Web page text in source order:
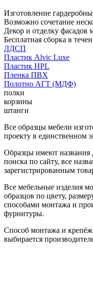
Изготовление
Возможно сочетание
Декор и отделку
Бесплатная сборка в
ЛДСП
Пластик Alvic Luxe
Пластик HPL
Пленка ПВХ
Полотно АГТ (МДФ)
полки
корзины
штанги
Все образцы мебели
проекту в единственном
Образцы имеют названия
поиска по сайту, все
зарегистрированным
Все мебельные изделия
образцов по цвету,
способами монтажа и
фурнитуры.
Способ монтажа и
выбирается